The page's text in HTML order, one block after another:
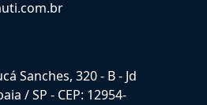
Sanches, 320 - B - Jd
/ SP - CEP: 12954-